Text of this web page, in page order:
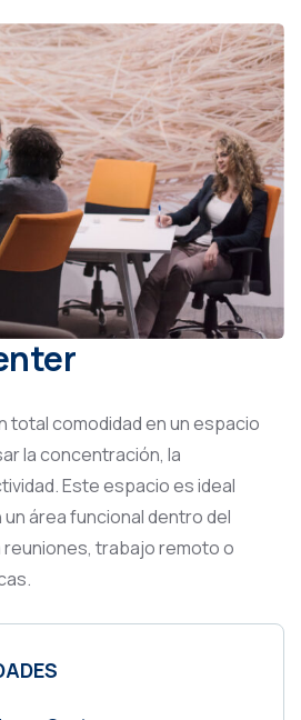
total comodidad en un espacio
la concentración, la
Este espacio es ideal
área funcional dentro del
trabajo remoto o